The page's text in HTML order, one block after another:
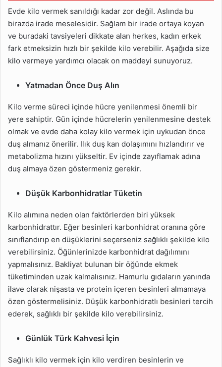
Evde kilo vermek sanıldığı kadar zor değil. Aslında bu
birazda irade meselesidir. Sağlam bir irade ortaya koyan
ve buradaki tavsiyeleri dikkate alan herkes, kadın erkek
fark etmeksizin hızlı bir şekilde kilo verebilir. Aşağıda size
kilo vermeye yardımcı olacak on maddeyi sunuyoruz.
Yatmadan Önce Duş Alın
Kilo verme süreci içinde hücre yenilenmesi önemli bir
yere sahiptir. Gün içinde hücrelerin yenilenmesine destek
olmak ve evde daha kolay kilo vermek için uykudan önce
duş almanız önerilir. Ilık duş kan dolaşımını hızlandırır ve
metabolizma hızını yükseltir. Ev içinde zayıflamak adına
duş almaya özen göstermeniz gerekir.
Düşük Karbonhidratlar Tüketin
Kilo alımına neden olan faktörlerden biri yüksek
karbonhidrattır. Eğer besinleri karbonhidrat oranına göre
sınıflandırıp en düşüklerini seçerseniz sağlıklı şekilde kilo
verebilirsiniz. Öğünlerinizde karbonhidrat dağılımını
yapmalısınız. Bakliyat bulunan bir öğünde ekmek
tüketiminden uzak kalmalısınız. Hamurlu gıdaların yanında
ilave olarak nişasta ve protein içeren besinleri almamaya
özen göstermelisiniz. Düşük karbonhidratlı besinleri tercih
ederek, sağlıklı bir şekilde kilo verebilirsiniz.
Günlük Türk Kahvesi İçin
Sağlıklı kilo vermek için kilo verdiren besinlerin ve